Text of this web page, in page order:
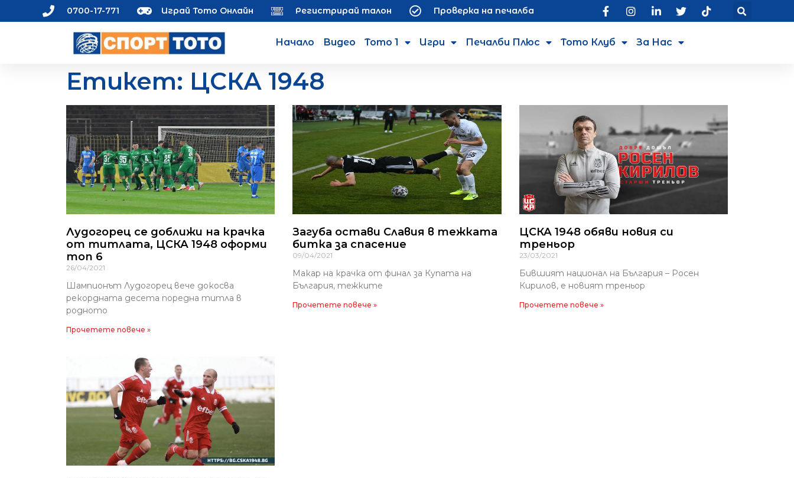
0700-17-771 Играй Тото Онлайн Регистрирай талон Проверка на печалба
Начало Видео Тото 1 Игри Печалби Плюс Тото Клуб За Нас
Етикет: ЦСКА 1948
Лудогорец се доближи на крачка
от титлата, ЦСКА 1948 оформи
топ 6
26/04/2021
Шампионът Лудогорец вече докосва
рекордната десета поредна титла в
родното
Прочетете повече »
Загуба остави Славия в тежката
битка за спасение
09/04/2021
Макар на крачка от финал за Купата на
България, тежките
Прочетете повече »
ЦСКА 1948 обяви новия си
треньор
23/03/2021
Бившият национал на България – Росен
Кирилов, е новият треньор
Прочетете повече »